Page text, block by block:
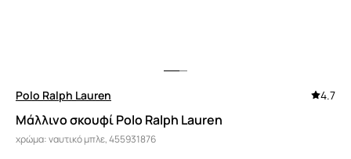
Polo Ralph Lauren 4.7
Μάλλινο σκουφί Polo Ralph Lauren
χρώμα: ναυτικό μπλε, 455931876